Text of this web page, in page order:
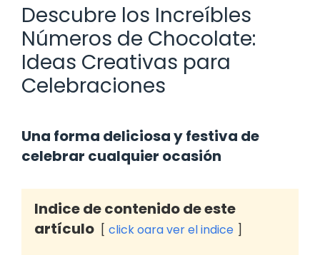
Descubre los Increíbles
Números de Chocolate:
Ideas Creativas para
Celebraciones
Una forma deliciosa y festiva de
celebrar cualquier ocasión
Indice de contenido de este
artículo
click oara ver el indice